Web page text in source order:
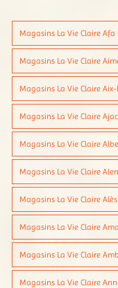
Magasins La Vie Claire Afa
Magasins La Vie Claire
Magasins La Vie Claire
Magasins La Vie Claire
Magasins La Vie Claire
Magasins La Vie Claire
Magasins La Vie Claire Alès
Magasins La Vie Claire
Magasins La Vie Claire
Magasins La Vie Claire